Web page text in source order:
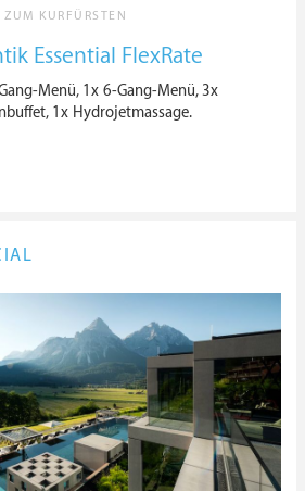
KURFÜRSTEN
Essential FlexRate
Menü, 1x 6-Gang-Menü, 3x
1x Hydrojetmassage.